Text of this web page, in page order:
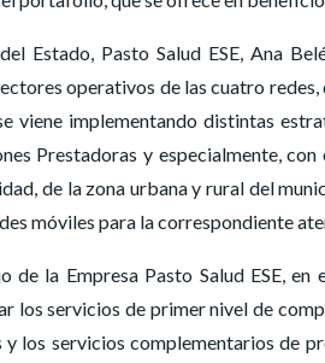
Estado, Pasto Salud ESE, Ana
operativos de las cuatro redes,
viene implementando distintas
Prestadoras y especialmente,
de la zona urbana y rural del
móviles para la correspondiente
la Empresa Pasto Salud ESE,
los servicios de primer nivel de
los servicios complementarios de